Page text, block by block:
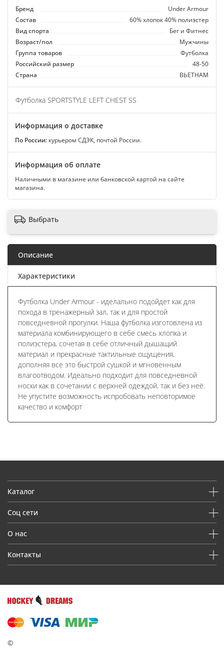
Бренд
Under Armour
Состав
60% хлопок 40% полиэстер
Вид спорта
Бег и Фитнес
Возраст/пол
Мужчины
Группа товаров
Футболка
Российский размер
48-50
Страна
ВЬЕТНАМ
Футболка SPORTSTYLE LEFT CHEST SS
Информация о доставке
По России: курьером СДЭК, почтой России.
Информация об оплате
Наличными в магазине или банковской картой на сайте
магазина.
Выбрать
Описание
Характеристики
Футболка Under Armour - иделально подойдет как для
похода в тренажерный зал, так и для простой
повседневной прогулки. Наша футболка изготовлена из
материала комбинирующего в себе смесь хлопка и
полиэстера, сочетая в себе отличный дышащий
материал и прекрасные тактильные ощущения,
дополняя все это быстрой сушкой и мгновенным
влагоотводом. Идеально подходит для повседневной
носки как в сочетании с верхней одеждой, так и без неё.
Не упустите возможность испробовать неповторимое
качество и комфорт
Каталог
Соц сети
О нас
Контакты
©